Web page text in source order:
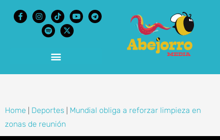
Home Deportes
Mundial obliga a reforzar limpieza en
zonas de reunión